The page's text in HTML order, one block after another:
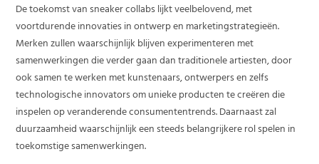
De toekomst van sneaker collabs lijkt veelbelovend, met
voortdurende innovaties in ontwerp en marketingstrategieën.
Merken zullen waarschijnlijk blijven experimenteren met
samenwerkingen die verder gaan dan traditionele artiesten, door
ook samen te werken met kunstenaars, ontwerpers en zelfs
technologische innovators om unieke producten te creëren die
inspelen op veranderende consumententrends. Daarnaast zal
duurzaamheid waarschijnlijk een steeds belangrijkere rol spelen in
toekomstige samenwerkingen.